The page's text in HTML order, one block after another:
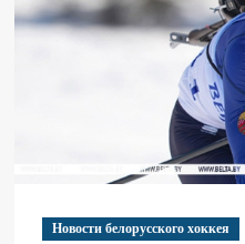
Новости белорусского хоккея